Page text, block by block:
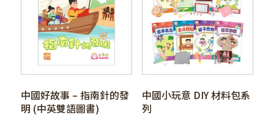
中國好故事 – 指南針的發
明 (中英雙語圖書)
中國小玩意 DIY 材料包系
列